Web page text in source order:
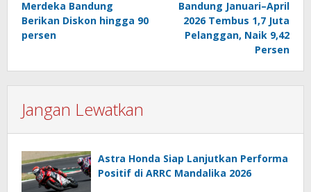
Merdeka Bandung
Berikan Diskon hingga 90
persen
Bandung Januari–April
2026 Tembus 1,7 Juta
Pelanggan, Naik 9,42
Persen
Jangan Lewatkan
Astra Honda Siap Lanjutkan Performa
Positif di ARRC Mandalika 2026